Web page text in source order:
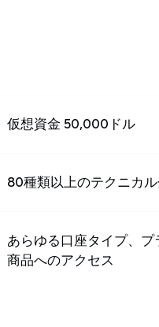
仮想資金 50,000ドル
80種類以上のテクニカ
あらゆる口座タイプ、プ
商品へのアクセス